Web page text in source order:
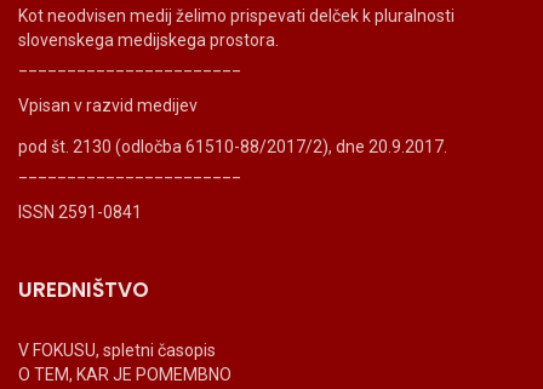
Kot neodvisen medij želimo prispevati delček k pluralnosti
slovenskega medijskega prostora.
Vpisan v razvid medijev
pod št. 2130 (odločba 61510-88/2017/2), dne 20.9.2017.
ISSN 2591-0841
UREDNIŠTVO
V FOKUSU, spletni časopis
O TEM, KAR JE POMEMBNO